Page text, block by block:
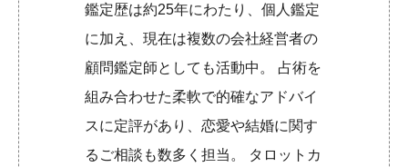
鑑定歴は約25年にわたり、個人鑑定
に加え、現在は複数の会社経営者の
顧問鑑定師としても活動中。 占術を
組み合わせた柔軟で的確なアドバイ
スに定評があり、恋愛や結婚に関す
るご相談も数多く担当。 タロットカ